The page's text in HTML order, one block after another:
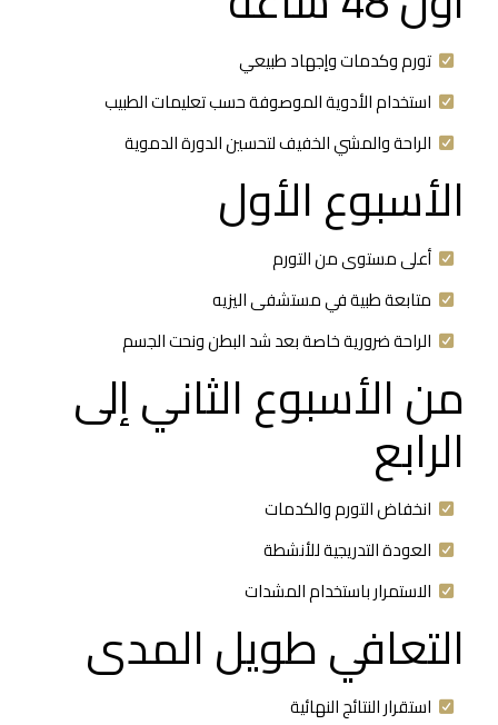
تورم وكدمات وإجهاد طبيعي
استخدام الأدوية الموصوفة حسب تعليمات الطبيب
الراحة والمشي الخفيف لتحسين الدورة الدموية
الأسبوع الأول
أعلى مستوى من التورم
متابعة طبية في مستشفى اليزيه
الراحة ضرورية خاصة بعد شد البطن ونحت الجسم
من الأسبوع الثاني إلى
الرابع
انخفاض التورم والكدمات
العودة التدريجية للأنشطة
الاستمرار باستخدام المشدات
التعافي طويل المدى
استقرار النتائج النهائية